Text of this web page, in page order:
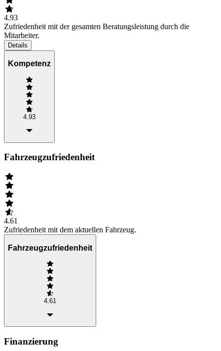
4.93
Zufriedenheit mit der gesamten Beratungsleistung durch die
Mitarbeiter.
Details
Kompetenz
4.93
Fahrzeugzufriedenheit
4.61
Zufriedenheit mit dem aktuellen Fahrzeug.
Fahrzeugzufriedenheit
4.61
Finanzierung